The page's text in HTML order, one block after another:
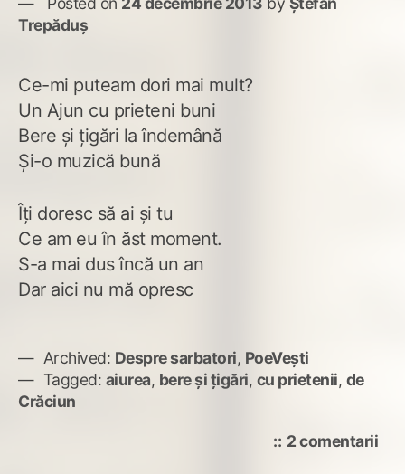
Trepăduș
Ce-mi puteam dori mai mult?
Un Ajun cu prieteni buni
Bere şi ţigări la îndemână
Şi-o muzică bună
Îţi doresc să ai şi tu
Ce am eu în ăst moment.
S-a mai dus încă un an
Dar aici nu mă opresc
Archived: Despre sarbatori, PoeVești
Tagged: aiurea, bere şi ţigări, cu prietenii, de
Crăciun
2 comentariila